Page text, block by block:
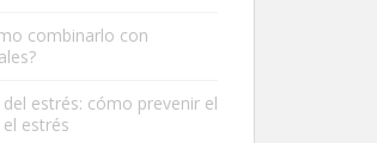
combinarlo con
estrés: cómo prevenir el
estrés